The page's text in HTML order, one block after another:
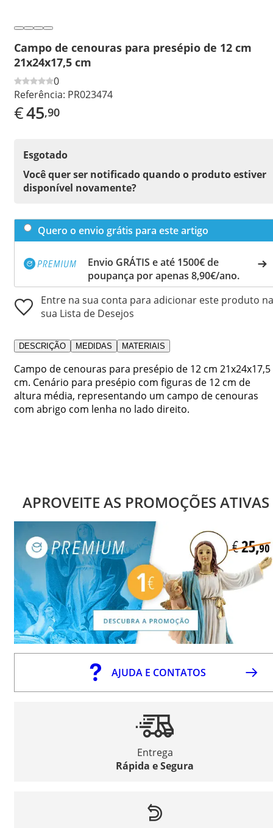
Campo de cenouras para presépio de 12 cm
21x24x17,5 cm
0
Referência: PR023474
€45,90
Esgotado
Você quer ser notificado quando o produto estiver
disponível novamente?
Quero o envio grátis para este artigo
Envio GRÁTIS e até 1500€ de
poupança por apenas 8,90€/ano.
Entre na sua conta para adicionar este produto na
sua Lista de Desejos
DESCRIÇÃO MEDIDAS MATERIAIS
Campo de cenouras para presépio de 12 cm 21x24x17,5
cm. Cenário para presépio com figuras de 12 cm de
altura média, representando um campo de cenouras
com abrigo com lenha no lado direito.
APROVEITE AS PROMOÇÕES ATIVAS
AJUDA E CONTATOS
Entrega
Rápida e Segura